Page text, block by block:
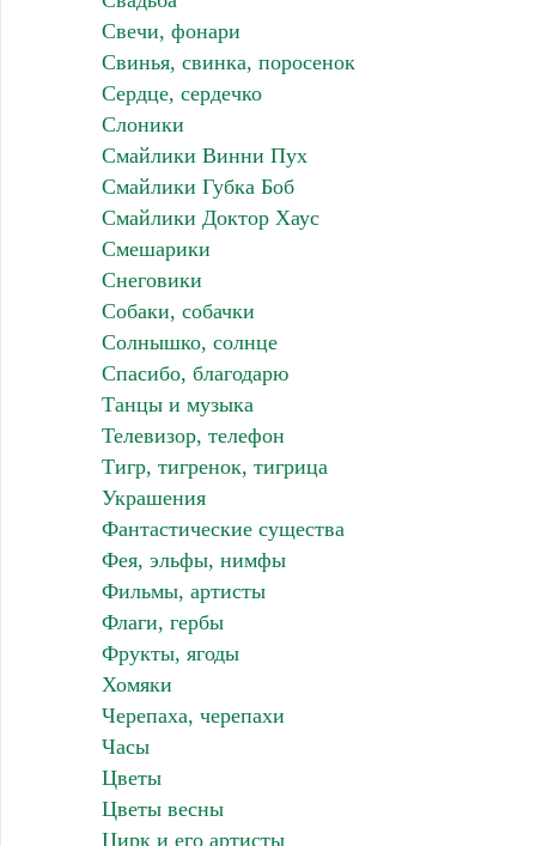
Свечи, фонари
Свинья, свинка, поросенок
Сердце, сердечко
Слоники
Смайлики Винни Пух
Смайлики Губка Боб
Смайлики Доктор Хаус
Смешарики
Снеговики
Собаки, собачки
Солнышко, солнце
Спасибо, благодарю
Танцы и музыка
Телевизор, телефон
Тигр, тигренок, тигрица
Украшения
Фантастические существа
Фея, эльфы, нимфы
Фильмы, артисты
Флаги, гербы
Фрукты, ягоды
Хомяки
Черепаха, черепахи
Часы
Цветы
Цветы весны
Цирк и его артисты